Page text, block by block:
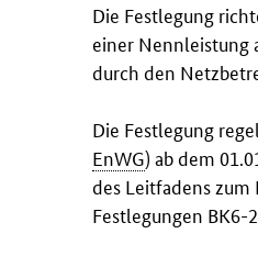
Die Festlegung
einer Nennleistung
durch den
Die Festlegung
EnWG) ab dem
des Leitfadens zum
Festlegungen BK6-